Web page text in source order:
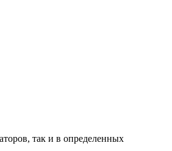
так и в определенных